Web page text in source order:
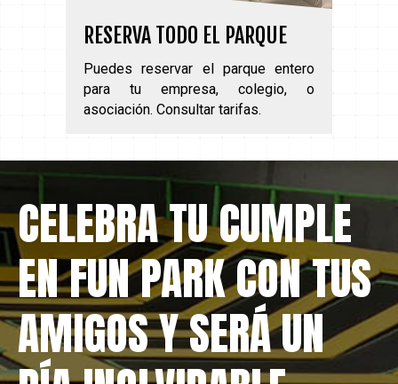
RESERVA TODO EL PARQUE
Puedes reservar el parque entero
para tu empresa, colegio, o
asociación. Consultar tarifas.
CELEBRA TU CUMPLE
EN FUN PARK CON TUS
AMIGOS Y SERÁ UN